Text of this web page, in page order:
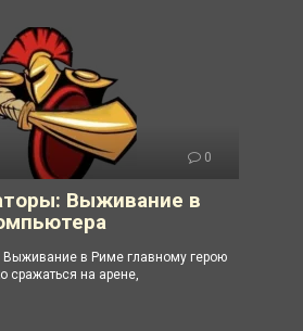
0
Выживание в
Выживание в Риме главному герою
сражаться на арене,